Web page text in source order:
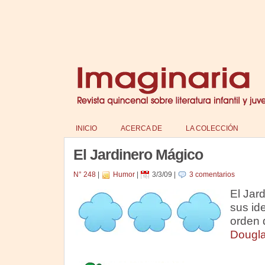
INICIO ACERCA DE LA COLECCIÓN
El Jardinero Mágico
N° 248| Humor| 3/3/09 3 comentarios
El
sus
orden